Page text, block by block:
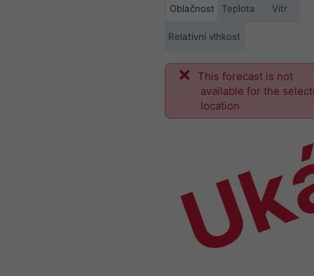
Oblačnost Teplota Vítr
Relativní vlhkost
This forecast is not
available for the
location